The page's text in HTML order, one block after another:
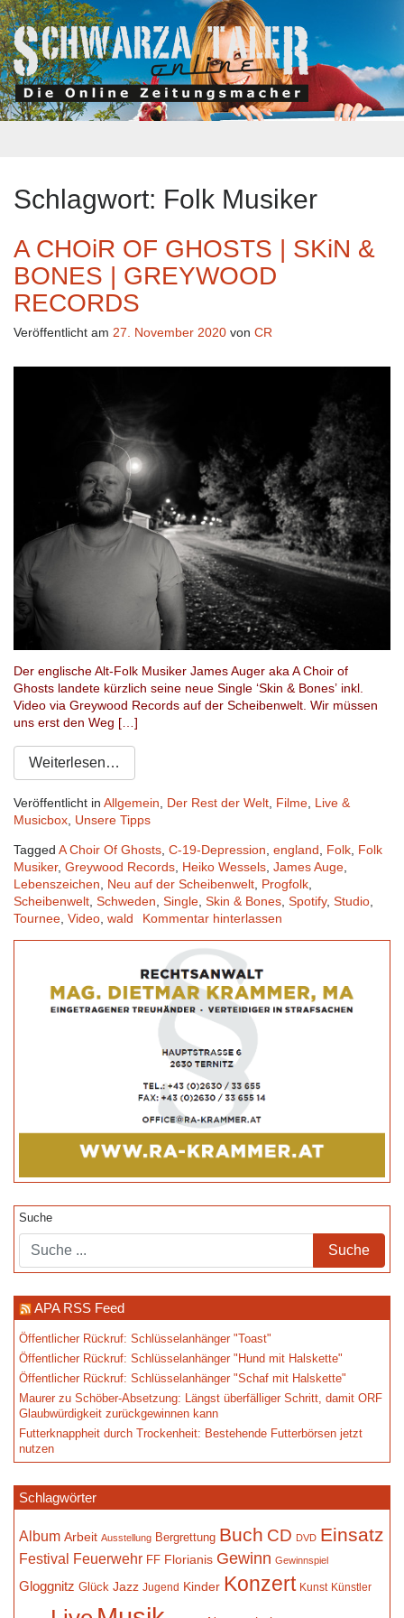
Schlagwort: Folk Musiker
A CHOiR OF GHOSTS | SKiN &
BONES | GREYWOOD
RECORDS
Veröffentlicht am 27. November 2020 von CR
Der englische Alt-Folk Musiker James Auger aka A Choir of
Ghosts landete kürzlich seine neue Single ‘Skin & Bones’ inkl.
Video via Greywood Records auf der Scheibenwelt. Wir müssen
uns erst den Weg […]
Weiterlesen…
Veröffentlicht in Allgemein Der Rest der Welt Filme Live &
Musicbox Unsere Tipps
Tagged A Choir Of Ghosts C-19-Depression england Folk Folk
Musiker, Greywood Records Heiko Wessels James Auge
Lebenszeichen
Neu auf der Scheibenwelt Progfolk
Scheibenwelt Schweden Single Skin & Bones Spotify, Studio
Tournee Video wald Kommentar hinterlassen
Suche
APA RSS Feed
Öffentlicher Rückruf: Schlüsselanhänger "Toast"
Öffentlicher Rückruf: Schlüsselanhänger "Hund mit Halskette"
Öffentlicher Rückruf: Schlüsselanhänger "Schaf mit Halskette"
Maurer zu Schöber-Absetzung: Längst überfälliger Schritt, damit ORF
Glaubwürdigkeit zurückgewinnen kann
Futterknappheit durch Trockenheit: Bestehende Futterbörsen jetzt
nutzen
Schlagwörter
Album Arbeit Ausstellung Bergrettung Buch CD DVD Einsatz
Festival Feuerwehr FF Florianis Gewinn Gewinnspiel
Gloggnitz Glück Jazz Jugend Kinder Konzert Kunst Künstler